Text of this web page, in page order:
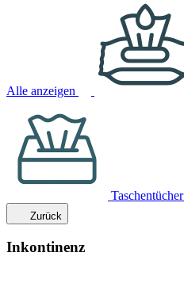
Alle anzeigen
Taschentücher
Zurück
Inkontinenz